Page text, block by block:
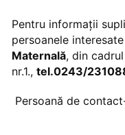
Pentru informații
persoanele
Maternală, din
nr.1., tel.0243/
Persoană de